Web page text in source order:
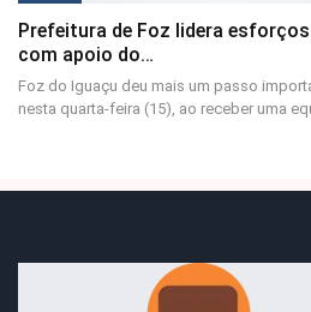
Prefeitura de Foz lidera
com apoio do…
Foz do Iguaçu deu mais um passo
nesta quarta-feira (15), ao receber uma